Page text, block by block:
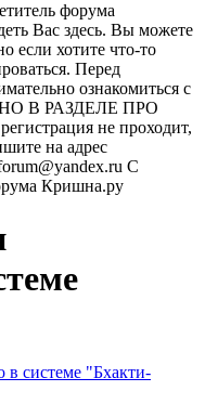
форума
Вас здесь. Вы можете
если хотите что-то
Перед
ознакомиться с
В РАЗДЕЛЕ ПРО
не проходит,
на адрес
С
Кришна.ру
в системе "Бхакти-